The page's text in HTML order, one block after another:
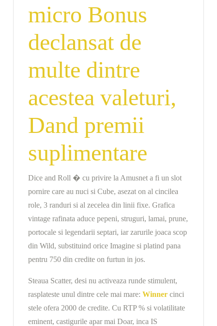
micro Bonus
declansat de
multe dintre
acestea valeturi,
Dand premii
suplimentare
Dice and Roll � cu privire la Amusnet a fi un slot
pornire care au nuci si Cube, asezat on al cincilea
role, 3 randuri si al zecelea din linii fixe. Grafica
vintage rafinata aduce pepeni, struguri, lamai, prune,
portocale si legendarii septari, iar zarurile joaca scop
din Wild, substituind orice Imagine si platind pana
pentru 750 din credite on furtun in jos.
Steaua Scatter, desi nu activeaza runde stimulent,
rasplateste unul dintre cele mai mare: Winner cinci
stele ofera 2000 de credite. Cu RTP % si volatilitate
eminent, castigurile apar mai Doar, inca IS